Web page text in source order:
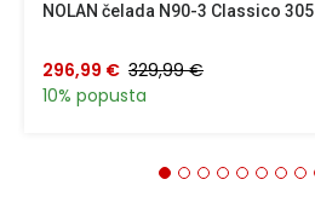
NOLAN čelada N90-3 Classico 305
296,99 € 329,99 €
10% popusta